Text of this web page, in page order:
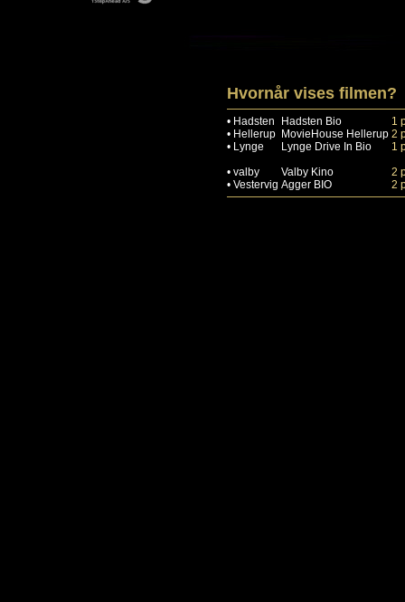
Hvornår vises filmen?
• Hadsten Hadsten Bio
1
• Hellerup MovieHouse Hellerup 2
• Lynge Lynge Drive In Bio
1
• valby Valby Kino
2
• Vestervig Agger BIO 2